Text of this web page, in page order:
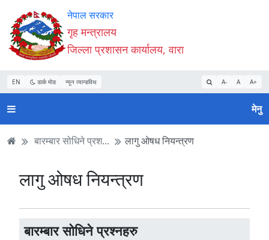
Accessibility
Mode
सुरु
गर्नुहोस्
सामाग्री
पढ्नुहाेस्
नेभिगेसन
पढ्नुहाेस्
वेबसाइट
खोजमा
जानुहोस्
नेपाल सरकार
गृह मन्त्रालय
जिल्ला प्रशासन कार्यालय, वारा
EN डार्क मोड न्यून व्यान्डविथ A- A A+
मेनु
बारम्बार सोधिने प्रश... लागु ओषध नियन्त्रण
बारम्बार सोधिने प्रश्नहरु
लागु ओषध नियन्त्रण